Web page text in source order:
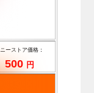
ーストア価格：
500 円